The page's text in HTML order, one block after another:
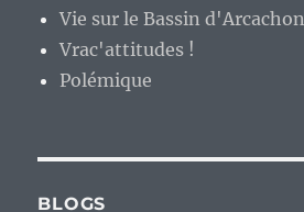
Vie sur le Bassin d'Arcachon
Vrac'attitudes !
Polémique
BLOGS